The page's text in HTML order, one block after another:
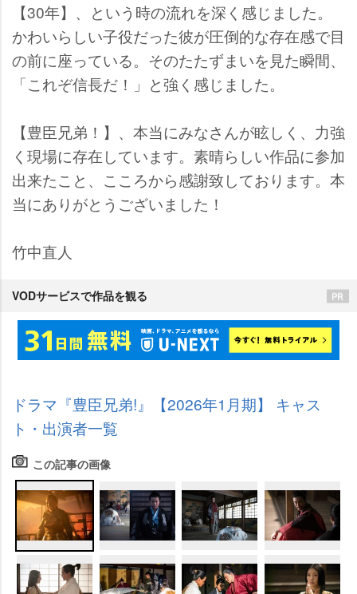
【30年】、という時の流れを深く感じました。
かわいらしい子役だった彼が圧倒的な存在感で目
の前に座っている。そのたたずまいを見た瞬間、
「これぞ信長だ！」と強く感じました。
【豊臣兄弟！】、本当にみなさんが眩しく、力強
く現場に存在しています。素晴らしい作品に参加
出来たこと、こころから感謝致しております。本
当にありがとうございました！
竹中直人
VODサービスで作品を観る
ドラマ『豊臣兄弟!』【2026年1月期】 キャス
ト・出演者一覧
この記事の画像